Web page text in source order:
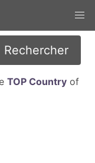
Rechercher
TOP Countryof